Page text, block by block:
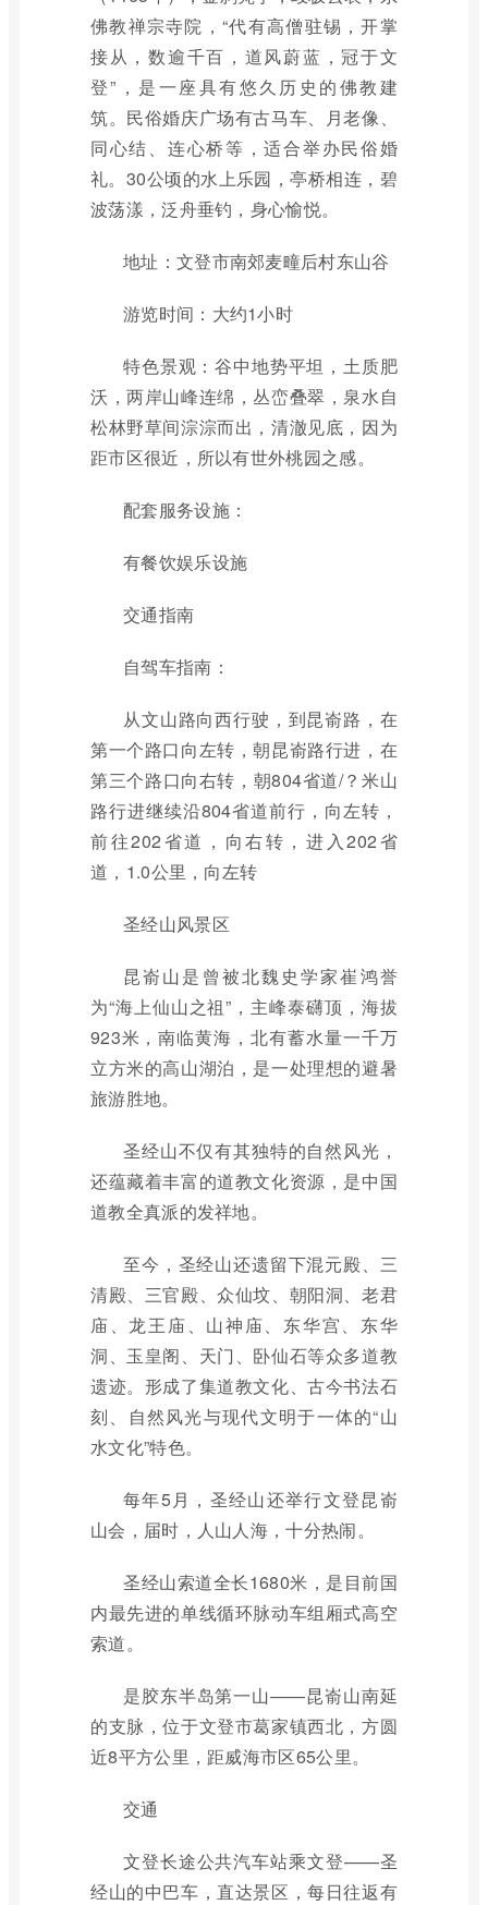
佛教禅宗寺院，“代有高僧驻锡，开掌
接从，数逾千百，道风蔚蓝，冠于文
登”，是一座具有悠久历史的佛教建
筑。民俗婚庆广场有古马车、月老像、
同心结、连心桥等，适合举办民俗婚
礼。30公顷的水上乐园，亭桥相连，碧
波荡漾，泛舟垂钓，身心愉悦。
地址：文登市南郊麦疃后村东山谷
游览时间：大约1小时
特色景观：谷中地势平坦，土质肥
沃，两岸山峰连绵，丛峦叠翠，泉水自
松林野草间淙淙而出，清澈见底，因为
距市区很近，所以有世外桃园之感。
配套服务设施：
有餐饮娱乐设施
交通指南
自驾车指南：
从文山路向西行驶，到昆嵛路，在
第一个路口向左转，朝昆嵛路行进，在
第三个路口向右转，朝804省道/？米山
路行进继续沿804省道前行，向左转，
前往202省道，向右转，进入202省
道，1.0公里，向左转
圣经山风景区
昆嵛山是曾被北魏史学家崔鸿誉
为“海上仙山之祖”，主峰泰礴顶，海拔
923米，南临黄海，北有蓄水量一千万
立方米的高山湖泊，是一处理想的避暑
旅游胜地。
圣经山不仅有其独特的自然风光，
还蕴藏着丰富的道教文化资源，是中国
道教全真派的发祥地。
至今，圣经山还遗留下混元殿、三
清殿、三官殿、众仙坟、朝阳洞、老君
庙、龙王庙、山神庙、东华宫、东华
洞、玉皇阁、天门、卧仙石等众多道教
遗迹。形成了集道教文化、古今书法石
刻、自然风光与现代文明于一体的“山
水文化”特色。
每年5月，圣经山还举行文登昆嵛
山会，届时，人山人海，十分热闹。
圣经山索道全长1680米，是目前国
内最先进的单线循环脉动车组厢式高空
索道。
是胶东半岛第一山——昆嵛山南延
的支脉，位于文登市葛家镇西北，方圆
近8平方公里，距威海市区65公里。
交通
文登长途公共汽车站乘文登——圣
经山的中巴车，直达景区，每日往返有